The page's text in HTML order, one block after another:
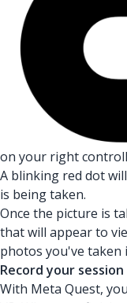
on your right
A blinking red dot
is being taken.
Once the picture is
that will appear to
photos you've taken
Record your session
With Meta Quest,